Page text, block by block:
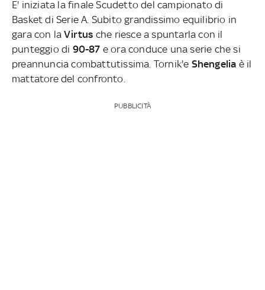
E' iniziata la finale Scudetto del campionato di
Basket di Serie A. Subito grandissimo equilibrio in
gara con laVirtus che riesce a spuntarla con il
punteggio di 90-87 e ora conduce una serie che si
preannuncia combattutissima. Tornik'e Shengelia è il
mattatore del confronto.
PUBBLICITÀ